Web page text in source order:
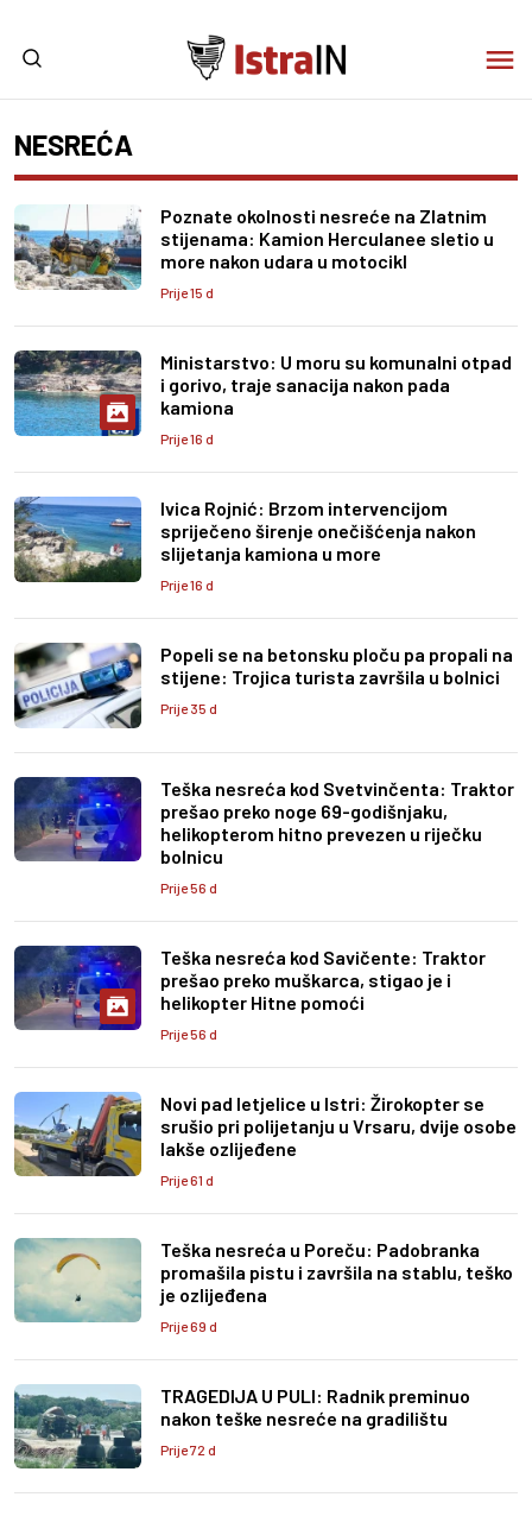
NESREĆA
Poznate okolnosti nesreće na Zlatnim
stijenama: Kamion Herculanee sletio u
more nakon udara u motocikl
Prije 15 d
Ministarstvo: U moru su komunalni otpad
i gorivo, traje sanacija nakon pada
kamiona
Prije 16 d
Ivica Rojnić: Brzom intervencijom
spriječeno širenje onečišćenja nakon
slijetanja kamiona u more
Prije 16 d
Popeli se na betonsku ploču pa propali na
stijene: Trojica turista završila u bolnici
Prije 35 d
Teška nesreća kod Svetvinčenta: Traktor
prešao preko noge 69-godišnjaku,
helikopterom hitno prevezen u riječku
bolnicu
Prije 56 d
Teška nesreća kod Savičente: Traktor
prešao preko muškarca, stigao je i
helikopter Hitne pomoći
Prije 56 d
Novi pad letjelice u Istri: Žirokopter se
srušio pri polijetanju u Vrsaru, dvije osobe
lakše ozlijeđene
Prije 61 d
Teška nesreća u Poreču: Padobranka
promašila pistu i završila na stablu, teško
je ozlijeđena
Prije 69 d
TRAGEDIJA U PULI: Radnik preminuo
nakon teške nesreće na gradilištu
Prije 72 d